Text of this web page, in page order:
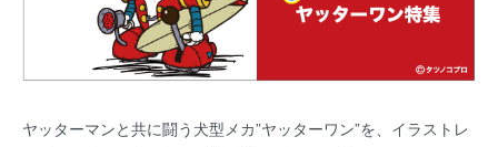
ヤッターマンと共に闘う犬型メカ”ヤッターワン”を、イラストレ